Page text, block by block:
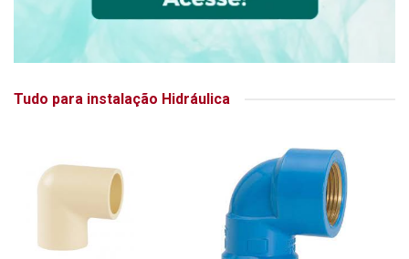
Tudo para instalação Hidráulica